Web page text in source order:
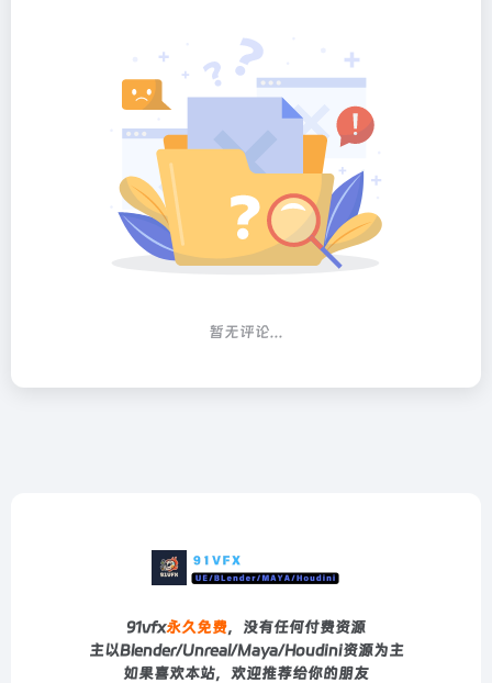
暂无评论...
91vfx永久免费，没有任何付费资源
主以Blender/Unreal/Maya/Houdini资源为主
如果喜欢本站，欢迎推荐给你的朋友